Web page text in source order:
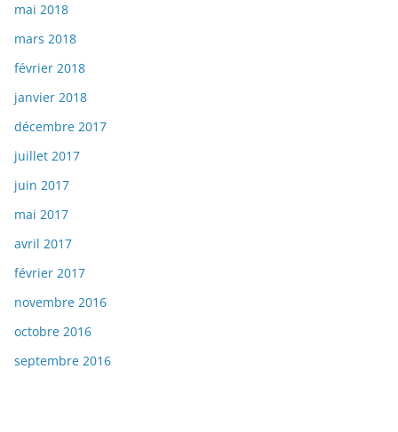
mai 2018
mars 2018
février 2018
janvier 2018
décembre 2017
juillet 2017
juin 2017
mai 2017
avril 2017
février 2017
novembre 2016
octobre 2016
septembre 2016